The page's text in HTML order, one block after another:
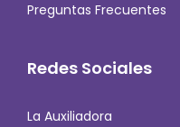
Preguntas Frecuentes
Redes Sociales
La Auxiliadora